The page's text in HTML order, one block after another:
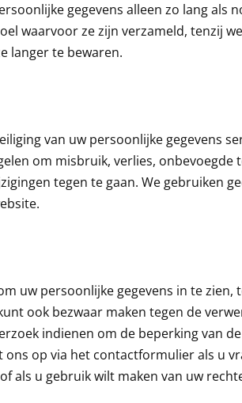
gegevens alleen zo lang als
waarvoor ze zijn verzameld, tenzij
langer te bewaren.
van uw persoonlijke gegevens
om misbruik, verlies, onbevoegde
tegen te gaan. We gebruiken
uw persoonlijke gegevens in te zien,
ook bezwaar maken tegen de
indienen om de beperking van
ons op via het contactformulier als u
als u gebruik wilt maken van uw